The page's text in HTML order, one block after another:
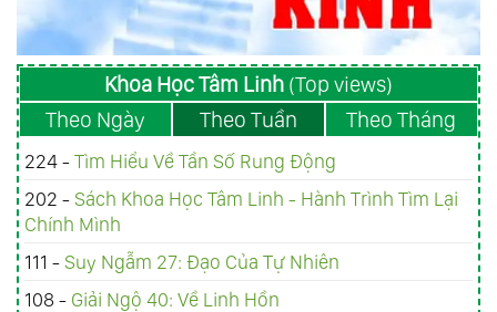
Khoa Học Tâm Linh(Top views)
Theo Ngày
Theo Tuần Theo Tháng
224 -Tìm Hiểu Về Tần Số Rung Động
202 -Sách Khoa Học Tâm Linh - Hành Trình Tìm Lại
Chính Mình
111 -Suy Ngẫm 27: Đạo Của Tự Nhiên
108 - Giải Ngộ 40: Về Linh Hồn